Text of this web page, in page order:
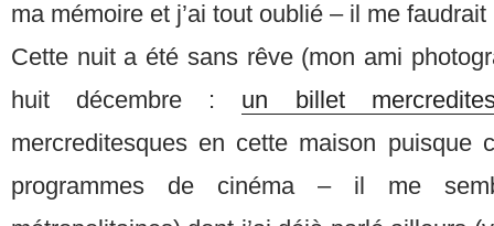
ma mémoire et j’ai tout oublié – il me
Cette nuit a été sans rêve (mon ami
huit décembre : un billet
mercreditesques en cette maison puisque
programmes de cinéma – il me